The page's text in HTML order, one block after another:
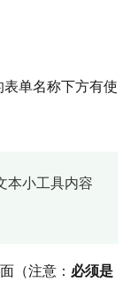
单名称下方有使
本小工具内容
（注意： 必须是